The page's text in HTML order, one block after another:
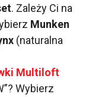
. Zależy Ci na
Munken
(naturalna
Multiloft
Wybierz